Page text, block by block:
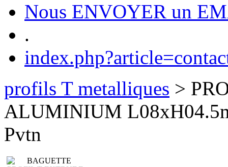
Nous ENVOYER un
.
profils T metalliques >
ALUMINIUM
Pvtn